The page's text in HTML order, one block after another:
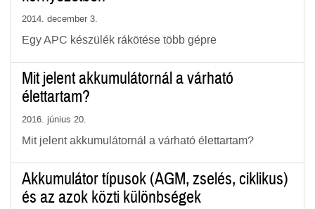
2014. december 3.
Egy APC készülék rákötése több gépre
Mit jelent akkumulátornál a várható
élettartam?
2016. június 20.
Mit jelent akkumulátornál a várható élettartam?
Akkumulátor típusok (AGM, zselés, ciklikus)
és az azok közti különbségek